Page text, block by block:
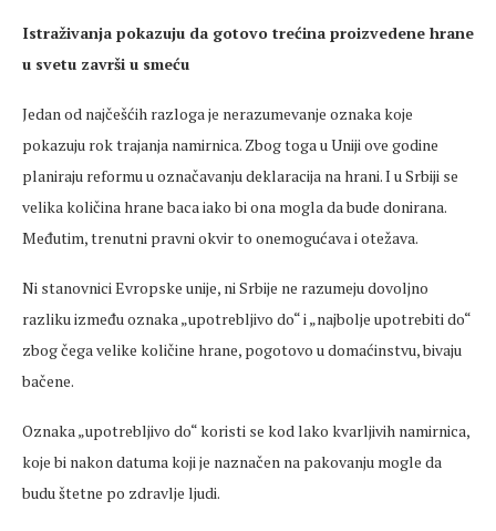
Istraživanja pokazuju da gotovo trećina proizvedene hrane
u svetu završi u smeću
Jedan od najčešćih razloga je nerazumevanje oznaka koje
pokazuju rok trajanja namirnica. Zbog toga u Uniji ove godine
planiraju reformu u označavanju deklaracija na hrani. I u Srbiji se
velika količina hrane baca iako bi ona mogla da bude donirana.
Međutim, trenutni pravni okvir to onemogućava i otežava.
Ni stanovnici Evropske unije, ni Srbije ne razumeju dovoljno
razliku između oznaka „upotrebljivo do“ i „najbolje upotrebiti do“
zbog čega velike količine hrane, pogotovo u domaćinstvu, bivaju
bačene.
Oznaka „upotrebljivo do“ koristi se kod lako kvarljivih namirnica,
koje bi nakon datuma koji je naznačen na pakovanju mogle da
budu štetne po zdravlje ljudi.